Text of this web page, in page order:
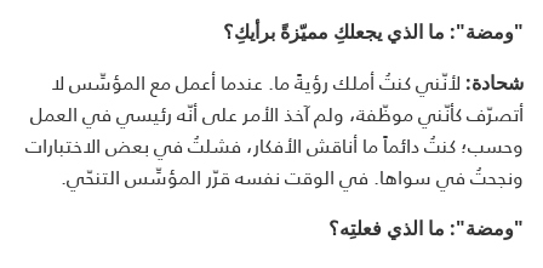
"ومضة": ما الذي يجعلكِ مميّزةً برأيكِ؟
شحادة: لأنّني كنتُ أملك رؤيةً ما. عندما أعمل مع المؤسِّس لا
أتصرّف كأنّني موظّفة، ولم آخذ الأمر على أنّه رئيسي في العمل
وحسب؛ كنتُ دائماً ما أناقش الأفكار، فشلتُ في بعض الاختبارات
ونجحتُ في سواها. في الوقت نفسه قرّر المؤسِّس التنحّي.
"ومضة": ما الذي فعلتِه؟